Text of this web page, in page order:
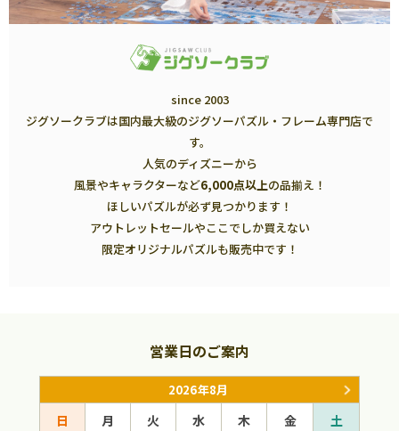
since 2003
ジグソークラブは国内最大級のジグソーパズル・フレーム専門店で
す。
人気のディズニーから
風景やキャラクターなど6,000点以上の品揃え！
ほしいパズルが必ず見つかります！
アウトレットセールやここでしか買えない
限定オリジナルパズルも販売中です！
営業日のご案内
2026年8月
日 月 火 水 木 金
土